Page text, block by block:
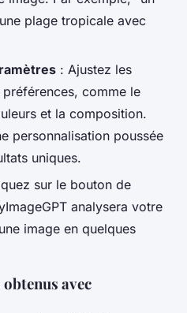
plage tropicale avec
: Ajustez les
comme le
et la composition.
personnalisation poussée
uniques.
sur le bouton de
analysera votre
image en quelques
avec